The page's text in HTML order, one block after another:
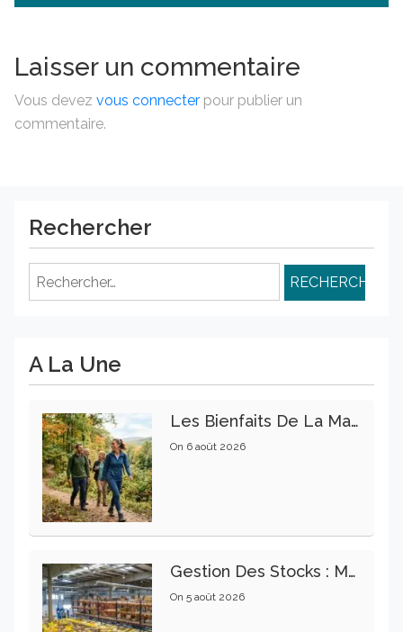
l’article
Laisser un commentaire
Vous devez vous connecter pour publier un
commentaire.
Rechercher
Rechercher :
A La Une
Les Bienfaits De La Marche Sur La Santé Physique Et Mentale
On 6 août 2026
Gestion Des Stocks : Meilleures Pratiques Intralogistiques
On 5 août 2026